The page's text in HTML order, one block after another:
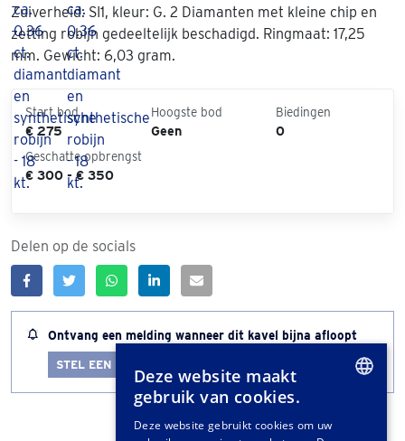
Zuiverheid: SI1, kleur: G. 2 Diamanten met kleine chip en
zetting robijn gedeeltelijk beschadigd. Ringmaat: 17,25
mm. Gewicht: 6,03 gram.
Start bod
€ 275
Hoogste bod
Geen
Biedingen
0
Geschatte opbrengst
€ 300 - € 350
Delen op de socials
Ontvang een melding wanneer dit kavel bijna afloopt
STEL EEN LOTALERT IN
Deze website maakt
gebruik van cookies.
Deze website gebruikt cookies om uw